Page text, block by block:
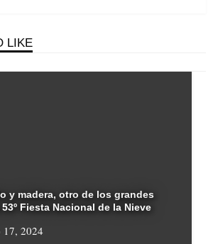
LIKE
y madera, otro de los grandes
Fiesta Nacional de la Nieve
2024